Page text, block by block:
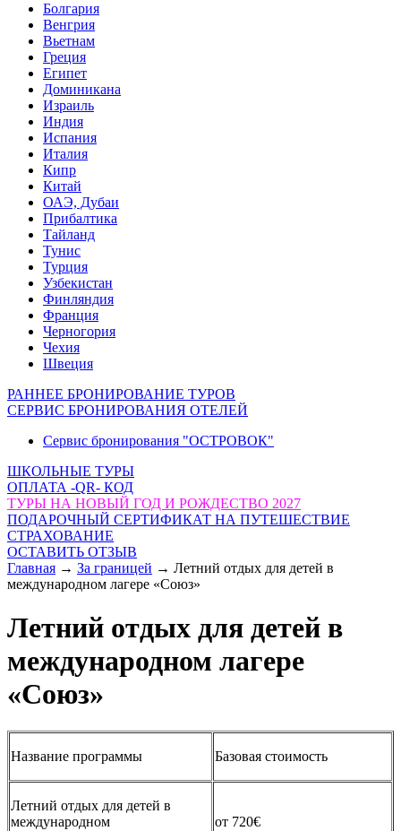
Болгария
Венгрия
Вьетнам
Греция
Египет
Доминикана
Израиль
Индия
Испания
Италия
Кипр
Китай
ОАЭ, Дубаи
Прибалтика
Тайланд
Тунис
Турция
Узбекистан
Финляндия
Франция
Черногория
Чехия
Швеция
РАННЕЕ БРОНИРОВАНИЕ ТУРОВ
СЕРВИС БРОНИРОВАНИЯ ОТЕЛЕЙ
Сервис бронирования "ОСТРОВОК"
ШКОЛЬНЫЕ ТУРЫ
ОПЛАТА -QR- КОД
ТУРЫ НА НОВЫЙ ГОД И РОЖДЕСТВО 2027
ПОДАРОЧНЫЙ СЕРТИФИКАТ НА ПУТЕШЕСТВИЕ
СТРАХОВАНИЕ
ОСТАВИТЬ ОТЗЫВ
Главная → За границей → Летний отдых для детей в
международном лагере «Союз»
Летний отдых для детей в
международном лагере
«Союз»
Название программы Базовая стоимость
Летний отдых для детей в
международном
от 720€